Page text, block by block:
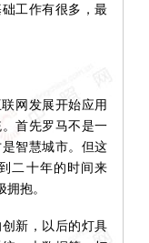
工作有很多，最
网发展开始应用
首先罗马不是一
智慧城市。但这
二十年的时间来
抱。
新，以后的灯具